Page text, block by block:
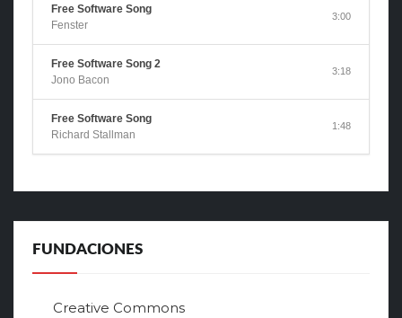
Free Software Song
Fenster
3:00
Free Software Song 2
Jono Bacon
3:18
Free Software Song
Richard Stallman
1:48
FUNDACIONES
Creative Commons